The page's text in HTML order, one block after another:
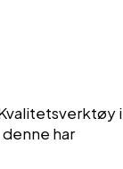
i
har